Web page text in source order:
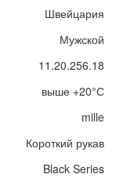
Швейцария
Мужской
11.20.256.18
выше +20°С
mille
Короткий рукав
Black Series